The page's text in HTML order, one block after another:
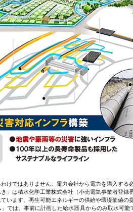
けではありません。電力会社から電力を購入する
」は積水化学工業株式会社（小売電気事業者登
います。再生可能エネルギーの供給や環境価値の
では、事前に計画した給水器具からのみ取水可